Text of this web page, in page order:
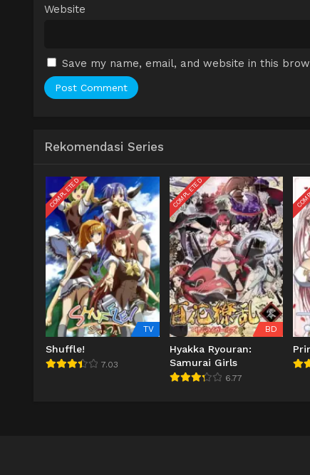
Website
Save my name, email, and website in this
Rekomendasi Series
COMPLETED
TV
Shuffle!
7.03
COMPLETED
BD
Hyakka Ryouran:
Samurai Girls
6.77